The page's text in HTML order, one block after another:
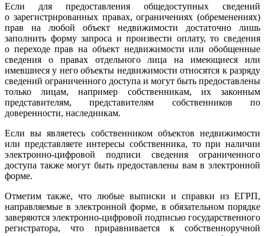
Если для предоставления общедоступных сведений
о зарегистрированных правах, ограничениях (обременениях)
прав на любой объект недвижимости достаточно лишь
заполнить форму запроса и произвести оплату, то сведения
о переходе прав на объект недвижимости или обобщенные
сведения о правах отдельного лица на имеющиеся или
имевшиеся у него объекты недвижимости относятся к разряду
сведений ограниченного доступа и могут быть предоставлены
только лицам, например собственникам, их законным
представителям, представителям собственников по
доверенности, наследникам.
Если вы являетесь собственником объектов недвижимости
или представляете интересы собственника, то при наличии
электронно-цифровой подписи сведения ограниченного
доступа также могут быть предоставлены вам в электронной
форме.
Отметим также, что любые выписки и справки из ЕГРП,
направляемые в электронной форме, в обязательном порядке
заверяются электронно-цифровой подписью государственного
регистратора, что приравнивается к собственноручной